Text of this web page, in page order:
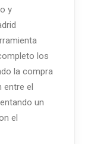
y
los
la compra
entre el
un
el